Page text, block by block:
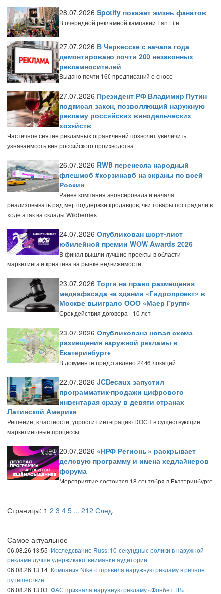
28.07.2026 Spotify покажет жизнь фанатов
В очередной рекламной кампании Fan Life
27.07.2026 В Черкесске с начала года
демонтировано почти 200 незаконных
рекламносителей
Выдано почти 160 предписаний о сносе
27.07.2026 Президент РФ Владимир Путин
подписал закон, позволяющий наружную
рекламу российских винодельческих
хозяйств
Частичное снятие рекламных ограничений позволит увеличить
узнаваемость вин российского производства
26.07.2026 RWB перенесла народный
флешмоб #корзинавб на экраны по всей
России
Ранее компания анонсировала и начала
реализовывать ряд мер поддержки продавцов, чьи товары пострадали в
ходе атак на склады Wildberries
24.07.2026 Опубликован шорт-лист
юбилейной премии WOW Awards 2026
В финал вышли лучшие проекты в области
маркетинга и креатива на рынке недвижимости
23.07.2026 Торги на право размещения
медиафасада на здании «Гидропроект» в
Москве выиграло ООО «Маер Групп»
Срок действия договора - 10 лет
23.07.2026 Опубликована новая схема
размещения наружной рекламы в
Екатеринбурге
В документе представлено 2446 локаций
22.07.2026 JCDecaux запустил
программатик-продажи цифрового
инвентарая сразу в девяти странах
Латинской Америки
Решение, в частности, упростит интеграцию DOOH в существующие
маркетинговые процессы
20.07.2026 «НРФ Регионы» раскрывает
деловую программу и имена хедлайнеров
форума
Мероприятие состоится 18 сентября в Екатеринбурге
Страницы: 1 2 3 4 5 ... 212 След.
Самое актуальное
06.08.26 13:55 Исследование Russ: 10-секундные ролики в наружной
рекламе лучше удерживают внимание аудитории
06.08.26 13:14 Компания Nike отправила наружную рекламу в речное
путешествие
06.08.26 13:03 ФАС признала наружную рекламу «Фонбет ТВ»